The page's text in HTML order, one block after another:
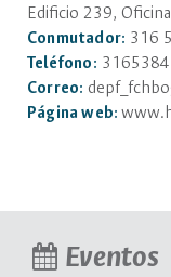
Edificio 239,
Conmutador: 316
Teléfono: 3165384
Correo:
Página web:
Eventos